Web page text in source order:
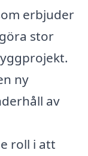
erbjuder
stor
ny
av
roll i att